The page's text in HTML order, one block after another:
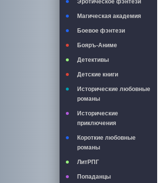
Эротическое фэнтези
Магическая академия
Боевое фэнтези
Бояръ-Аниме
Детективы
Детские книги
Исторические любовные
романы
Исторические
приключения
Короткие любовные
романы
ЛитРПГ
Попаданцы